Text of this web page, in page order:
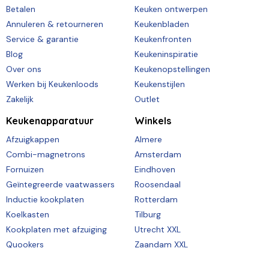
Betalen
Annuleren & retourneren
Service & garantie
Blog
Over ons
Werken bij Keukenloods
Zakelijk
Keuken ontwerpen
Keukenbladen
Keukenfronten
Keukeninspiratie
Keukenopstellingen
Keukenstijlen
Outlet
Keukenapparatuur
Afzuigkappen
Combi-magnetrons
Fornuizen
Geïntegreerde vaatwassers
Inductie kookplaten
Koelkasten
Kookplaten met afzuiging
Quookers
Winkels
Almere
Amsterdam
Eindhoven
Roosendaal
Rotterdam
Tilburg
Utrecht XXL
Zaandam XXL